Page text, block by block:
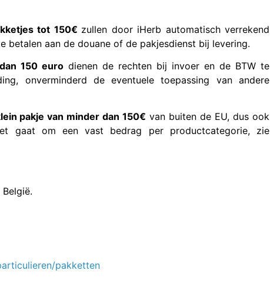
tot 150€ zullen door iHerb automatisch verrekend
aan de douane of de pakjesdienst bij levering.
150 euro dienen de rechten bij invoer en de BTW te
onverminderd de eventuele toepassing van andere
pakje van minder dan 150€ van buiten de EU, dus ook
gaat om een vast bedrag per productcategorie, zie
pakketten